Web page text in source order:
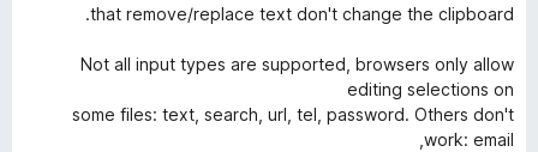
that remove/replace text don't change the clipboard.
Not all input types are supported, browsers only allow
editing selections on
some files: text, search, url, tel, password. Others don't
work: email,